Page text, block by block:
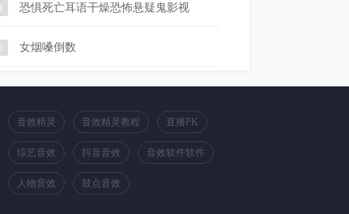
恐惧死亡耳语干燥恐怖悬疑鬼影视
女烟嗓倒数
音效精灵 音效精灵教程 直播PK
综艺音效 抖音音效 音效软件软件
人物音效 鼓点音效